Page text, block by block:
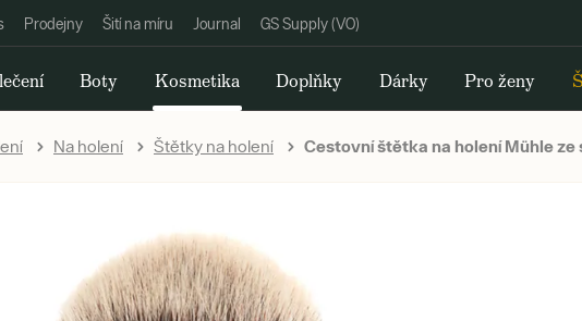
Prodejny Šití na míru Journal GS Supply (VO)
Boty Kosmetika Doplňky Dárky Pro ženy
Na holení Štětky na holení Cestovní štětka na holení Mühle